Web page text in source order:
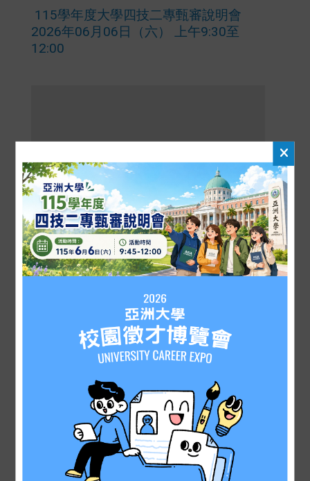
115學年度大學四技二專甄審說明會
2026年06月06日（六） 上午9:30至
12:00
2026-05-29 最新公告
[教務處公告]115-1 學 期 課 程 預 選 公
st